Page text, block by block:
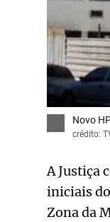
Novo
crédito:
A Justiça
iniciais
Zona da